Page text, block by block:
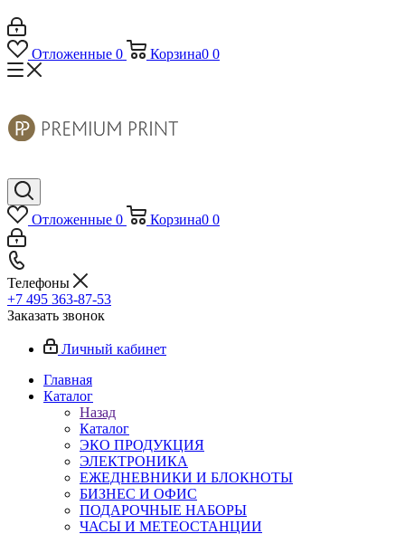
Отложенные 0 Корзина0 0
Отложенные 0 Корзина0 0
Телефоны
+7 495 363-87-53
Заказать звонок
Личный кабинет
Главная
Каталог
Назад
Каталог
ЭКО ПРОДУКЦИЯ
ЭЛЕКТРОНИКА
ЕЖЕДНЕВНИКИ И БЛОКНОТЫ
БИЗНЕС И ОФИС
ПОДАРОЧНЫЕ НАБОРЫ
ЧАСЫ И МЕТЕОСТАНЦИИ